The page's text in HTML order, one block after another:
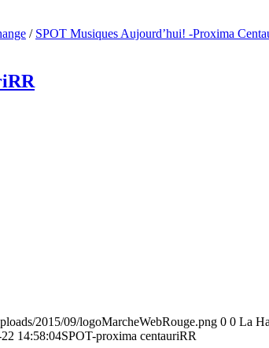
/ SPOT Musiques Aujourd’hui! -Proxima
2015/09/logoMarcheWebRouge.png 0 0 La
14:58:04SPOT-proxima centauriRR